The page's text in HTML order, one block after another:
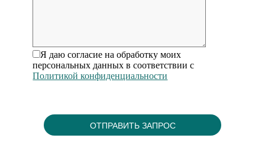
Я даю согласие на обработку моих
персональных данных в соответствии с
Политикой конфиденциальности